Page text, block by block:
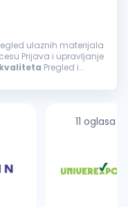
Prijava i upravljanje
kvaliteta Pregled i
11 oglasa